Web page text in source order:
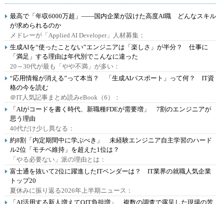
最高で「年収6000万超」――国内企業が設けた高度AI職 どんなスキル
が求められるのか
メドレーが「Applied AI Developer」人材募集：
生成AIを“使ったことない”エンジニアは「楽しさ」が半分？ 仕事に
「満足」する理由は年代別でこんなに違った
20～30代が最も「やや不満」が多い：
“応用情報が消える”って本当？ 「生成AIパスポート」って何？ IT資
格の今を読む
＠IT人気記事まとめ読みeBook（6）：
「AIがコードを書く時代、新職種FDEが需要増」 7割のエンジニアが
思う理由
40代だけ少し異なる：
約8割「内定期間中に学ぶべき」 未経験エンジニア自主学習のハード
ル2位「モチベ維持」を超えた1位は？
「やる必要ない」派の理由とは：
富士通を抜いて2位に躍進したITベンダーは？ IT業界の就職人気企業
トップ20
夏休みに振り返る2026年上半期ニュース：
「AI活用する新人増えてOJT負担増」 複数の調査で露呈した現場の苦